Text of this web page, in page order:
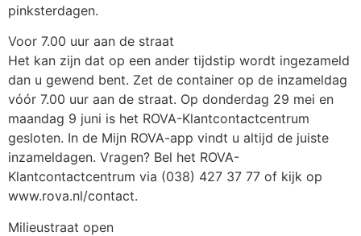
pinksterdagen.
Voor 7.00 uur aan de straat
Het kan zijn dat op een ander tijdstip wordt ingezameld
dan u gewend bent. Zet de container op de inzameldag
vóór 7.00 uur aan de straat. Op donderdag 29 mei en
maandag 9 juni is het ROVA-Klantcontactcentrum
gesloten. In de Mijn ROVA-app vindt u altijd de juiste
inzameldagen. Vragen? Bel het ROVA-
Klantcontactcentrum via (038) 427 37 77 of kijk op
www.rova.nl/contact.
Milieustraat open